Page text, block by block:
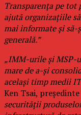
Transparența pe tot
ajută organizațiile
mai informate și să-
generală.”
„IMM-urile și MSP-
mare de a-și
același timp medii
Ken Tsai,
securității